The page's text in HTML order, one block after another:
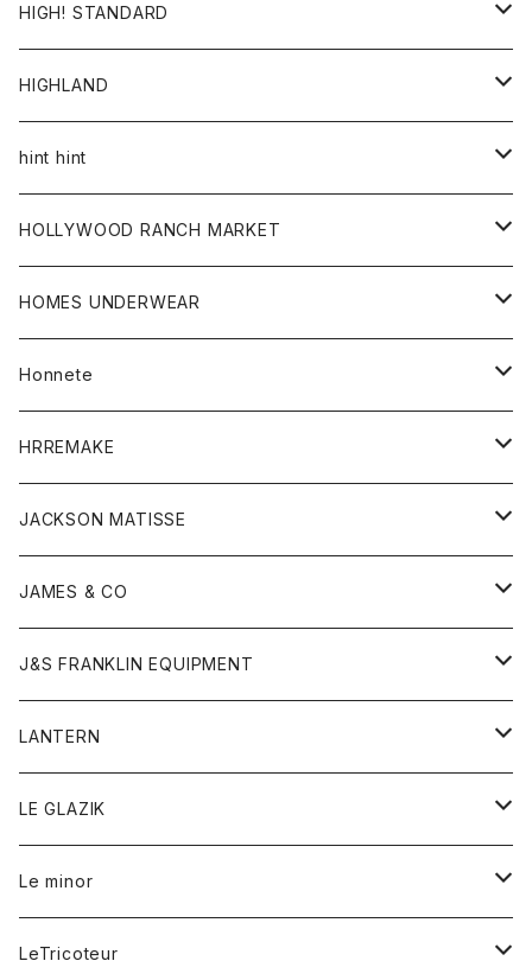
帽子
HIGH! STANDARD
アウター
ジャケット
トップス
シャツ
カーディガン
ボトム
グッズ
帽子
HIGHLAND
帽子
hint hint
ストール
HOLLYWOOD RANCH MARKET
アウター
カーディガン
コート
フリース
アクセサリー
ウォレット
ストール
マフラー
リング
キッズ
Tシャツ
グッズ
アンダーウェア
靴
トップス
カーディガン
ジャケット
ボトム
オーバーオール
ショートパンツ
レディース
アウター
カーディガン
HOMES UNDERWEAR
アウター
カーディガン
コート
キッズ
Tシャツ
ロンパース
グッズ
靴
ストール
トップス
カットソー
シャツ
ボトム
オーバーオール
ショートパンツ
レディース
オーバーオール
シャツ
ワンピース
ワンピース
Honnete
ブラウス
ワンピース
HRREMAKE
バック
キッズ
トレーナー
トップス
Gジャケット
スウェット
帽子
JACKSON MATISSE
Tシャツ
帽子
JAMES & CO
ボトム
J&S FRANKLIN EQUIPMENT
アウター
LANTERN
アウター
Tシャツ
LE GLAZIK
レディース
コート
Le minor
ボトム
LeTricoteur